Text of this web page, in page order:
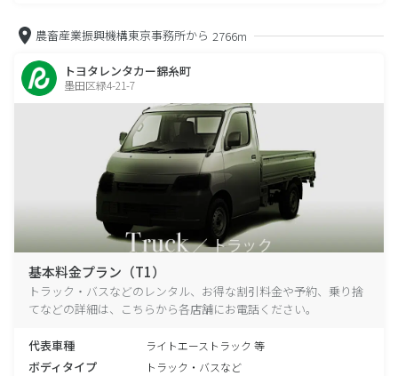
農畜産業振興機構東京事務所から 2766m
トヨタレンタカー錦糸町
墨田区緑4-21-7
基本料金プラン（T1）
トラック・バスなどのレンタル、お得な割引料金や予約、乗り捨
てなどの詳細は、こちらから各店舗にお電話ください。
代表車種 ライトエーストラック 等
ボディタイプ トラック・バスなど